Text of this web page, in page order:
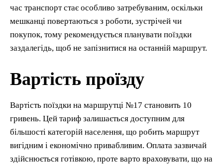
час транспорт стає особливо затребуваним, оскільки
мешканці повертаються з роботи, зустрічей чи
покупок, тому рекомендується планувати поїздки
заздалегідь, щоб не запізнитися на останній маршрут.
Вартість проїзду
Вартість поїздки на маршрутці №17 становить 10
гривень. Цей тариф залишається доступним для
більшості категорій населення, що робить маршрут
вигідним і економічно привабливим. Оплата зазвичай
здійснюється готівкою, проте варто враховувати, що на